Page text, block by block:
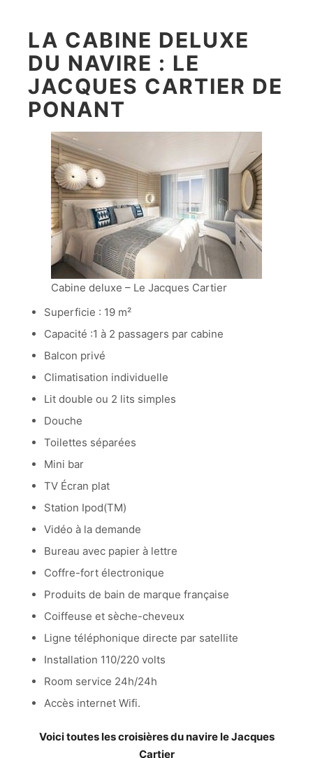
LA CABINE DELUXE
DU NAVIRE : LE
JACQUES CARTIER DE
PONANT
Cabine deluxe – Le Jacques Cartier
Superficie : 19 m²
Capacité :1 à 2 passagers par cabine
Balcon privé
Climatisation individuelle
Lit double ou 2 lits simples
Douche
Toilettes séparées
Mini bar
TV Écran plat
Station Ipod(TM)
Vidéo à la demande
Bureau avec papier à lettre
Coffre-fort électronique
Produits de bain de marque française
Coiffeuse et sèche-cheveux
Ligne téléphonique directe par satellite
Installation 110/220 volts
Room service 24h/24h
Accès internet Wifi.
Voici toutes les croisières du navire le Jacques
Cartier